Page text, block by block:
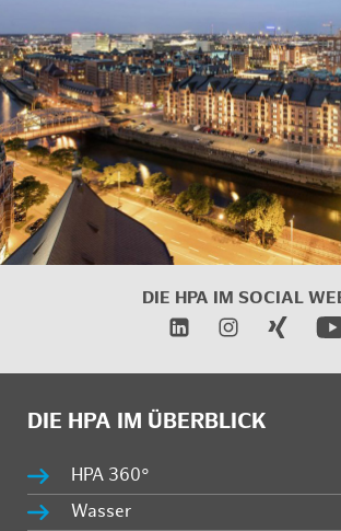
DIE HPA IM SOCIAL
DIE HPA IM ÜBERBLICK
HPA 360°
Wasser